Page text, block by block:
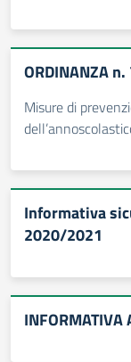
ORDINANZA
Misure di
Informativa
2020/2021
INFORMATIVA